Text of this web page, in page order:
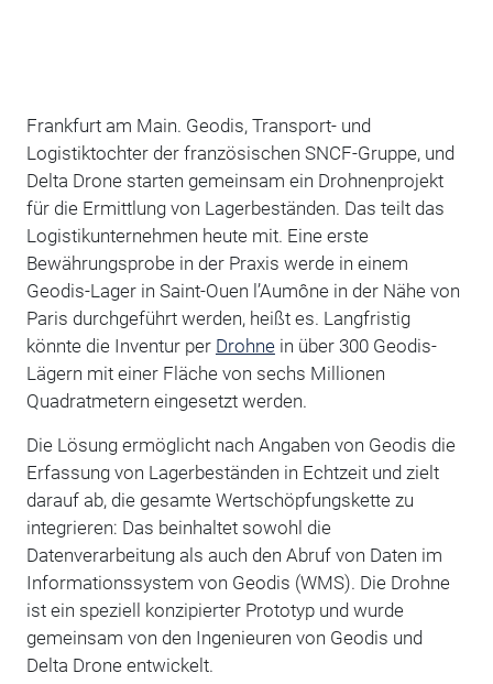
Frankfurt am Main. Geodis, Transport- und
Logistiktochter der französischen SNCF-Gruppe, und
Delta Drone starten gemeinsam ein Drohnenprojekt
für die Ermittlung von Lagerbeständen. Das teilt das
Logistikunternehmen heute mit. Eine erste
Bewährungsprobe in der Praxis werde in einem
Geodis-Lager in Saint-Ouen l’Aumône in der Nähe von
Paris durchgeführt werden, heißt es. Langfristig
könnte die Inventur per Drohnein über 300 Geodis-
Lägern mit einer Fläche von sechs Millionen
Quadratmetern eingesetzt werden.
Die Lösung ermöglicht nach Angaben von Geodis die
Erfassung von Lagerbeständen in Echtzeit und zielt
darauf ab, die gesamte Wertschöpfungskette zu
integrieren: Das beinhaltet sowohl die
Datenverarbeitung als auch den Abruf von Daten im
Informationssystem von Geodis (WMS). Die Drohne
ist ein speziell konzipierter Prototyp und wurde
gemeinsam von den Ingenieuren von Geodis und
Delta Drone entwickelt.